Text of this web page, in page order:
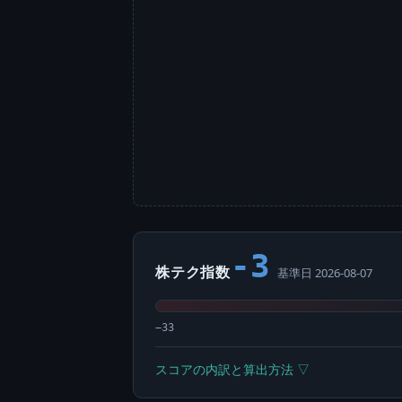
株テク指数 -3 基準日 2026-08-07
−33
スコアの内訳と算出方法 ▽